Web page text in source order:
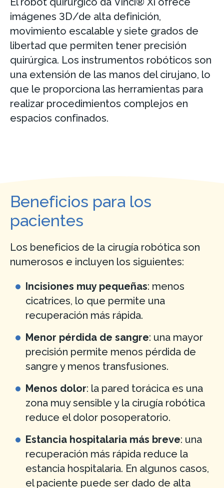
imágenes 3D/de alta definición,
movimiento escalable y siete grados de
libertad que permiten tener precisión
quirúrgica. Los instrumentos robóticos son
una extensión de las manos del cirujano, lo
que le proporciona las herramientas para
realizar procedimientos complejos en
espacios confinados.
Beneficios para los
pacientes
Los beneficios de la cirugía robótica son
numerosos e incluyen los siguientes:
Incisiones muy pequeñas: menos
cicatrices, lo que permite una
recuperación más rápida.
Menor pérdida de sangre: una mayor
precisión permite menos pérdida de
sangre y menos transfusiones.
Menos dolor: la pared torácica es una
zona muy sensible y la cirugía robótica
reduce el dolor posoperatorio.
Estancia hospitalaria más breve: una
recuperación más rápida reduce la
estancia hospitalaria. En algunos casos,
el paciente puede ser dado de alta